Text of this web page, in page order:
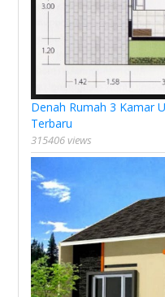
Denah Rumah 3 Kamar
Terbaru
315406 views